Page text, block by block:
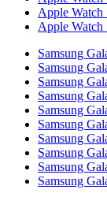
Apple Watch
Apple Watch
Samsung
Samsung
Samsung
Samsung
Samsung
Samsung
Samsung
Samsung
Samsung
Samsung